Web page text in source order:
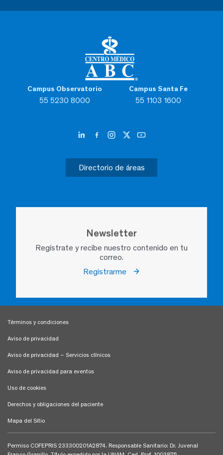
Campus Observatorio
55 5230 8000
Campus Santa Fe
55 1103 1600
Directorio de áreas
Newsletter
Regístrate y recibe nuestro contenido en tu
correo.
Registrarme
Términos y condiciones
Aviso de privacidad
Aviso de privacidad – Servicios clínicos
Aviso de privacidad para eventos
Uso de cookies
Derechos y obligaciones del paciente
Mapa del Sitio
Permiso COFEPRIS 233300201A2874. Responsable Sanitario: Dr. Juvenal